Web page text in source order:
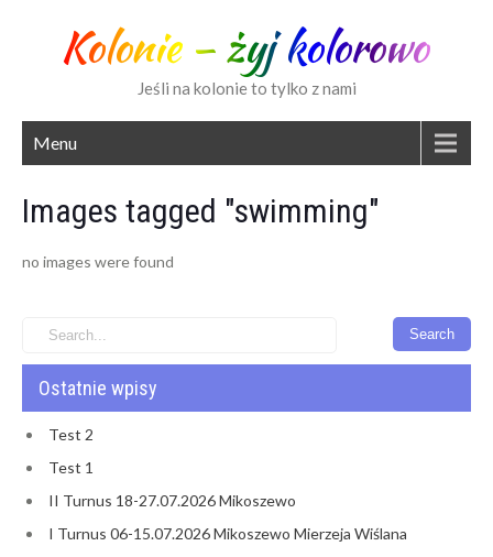
Kolonie – żyj kolorowo
Jeśli na kolonie to tylko z nami
Menu
Images tagged "swimming"
no images were found
Ostatnie wpisy
Test 2
Test 1
II Turnus 18-27.07.2026 Mikoszewo
I Turnus 06-15.07.2026 Mikoszewo Mierzeja Wiślana